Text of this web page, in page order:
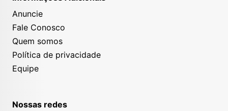
Anuncie
Fale Conosco
Quem somos
Política de privacidade
Equipe
Nossas redes